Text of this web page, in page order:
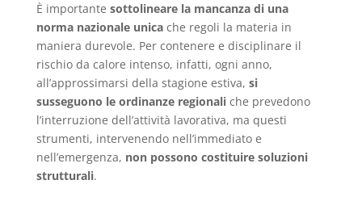
È importante sottolineare la mancanza di una
norma nazionale unica che regoli la materia in
maniera durevole. Per contenere e disciplinare il
rischio da calore intenso, infatti, ogni anno,
all’approssimarsi della stagione estiva, si
susseguono le ordinanze regionali che prevedono
l’interruzione dell’attività lavorativa, ma questi
strumenti, intervenendo nell’immediato e
nell’emergenza, non possono costituire soluzioni
strutturali.